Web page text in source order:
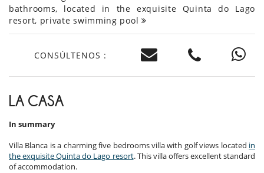
bathrooms, located in the exquisite Quinta do Lago
resort, private swimming pool
CONSÚLTENOS :
LA CASA
In summary
Villa Blanca is a charming five bedrooms villa with golf views located in
the exquisite Quinta do Lago resort. This villa offers excellent standard
of accommodation.